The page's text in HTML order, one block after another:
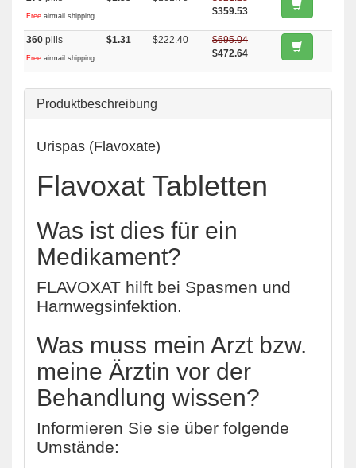
Free airmail shipping
$359.53
360 pills
Free airmail shipping
$1.31 $222.40
$695.04
$472.64
Produktbeschreibung
Urispas (Flavoxate)
Flavoxat Tabletten
Was ist dies für ein
Medikament?
FLAVOXAT hilft bei Spasmen und
Harnwegsinfektion.
Was muss mein Arzt bzw.
meine Ärztin vor der
Behandlung wissen?
Informieren Sie sie über folgende
Umstände: